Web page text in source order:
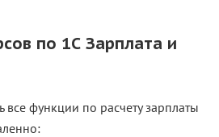
по 1С Зарплата и
функции по расчету зарплаты